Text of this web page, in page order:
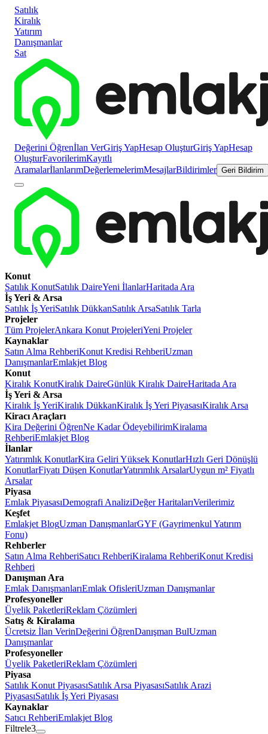
Satılık
Kiralık
Yatırım
Danışmanlar
Sat
Değerini Öğrenİlan VerGiriş YapHesap OluşturGiriş YapHesap
OluşturFavorilerimKayıtlı
AramalarİlanlarımDeğerlemelerimMesajlarBildirimler Geri Bildirim
Konut
Satılık KonutSatılık DaireYeni İlanlarHaritada Ara
İş Yeri & Arsa
Satılık İş YeriSatılık DükkanSatılık ArsaSatılık Tarla
Projeler
Tüm ProjelerAnkara Konut ProjeleriYeni Projeler
Kaynaklar
Satın Alma RehberiKonut Kredisi RehberiUzman
DanışmanlarEmlakjet Blog
Konut
Kiralık KonutKiralık DaireGünlük Kiralık DaireHaritada Ara
İş Yeri & Arsa
Kiralık İş YeriKiralık DükkanKiralık İş Yeri PiyasasıKiralık Arsa
Kiracı Araçları
Kira Değerini ÖğrenNe Kadar ÖdeyebilirimKiralama
RehberiEmlakjet Blog
İlanlar
Yatırımlık KonutlarKira Geliri Yüksek KonutlarHızlı Geri Dönüşlü
KonutlarFiyatı Düşen KonutlarYatırımlık ArsalarUygun m² Fiyatlı
Arsalar
Piyasa
Emlak PiyasasıDemografi AnaliziDeğer HaritalarıVerilerimiz
Keşfet
Emlakjet BlogUzman DanışmanlarGYF (Gayrimenkul Yatırım
Fonu)
Rehberler
Satın Alma RehberiSatıcı RehberiKiralama RehberiKonut Kredisi
Rehberi
Danışman Ara
Emlak DanışmanlarıEmlak OfisleriUzman Danışmanlar
Profesyoneller
Üyelik PaketleriReklam Çözümleri
Satış & Kiralama
Ücretsiz İlan VerinDeğerini ÖğrenDanışman BulUzman
Danışmanlar
Profesyoneller
Üyelik PaketleriReklam Çözümleri
Piyasa
Satılık Konut PiyasasıSatılık Arsa PiyasasıSatılık Arazi
PiyasasıSatılık İş Yeri Piyasası
Kaynaklar
Satıcı RehberiEmlakjet Blog
Filtrele3